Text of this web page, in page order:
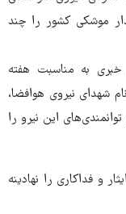
موشکی کشور را چند
خبری به مناسبت هفته
شهدای نیروی هوافضا،
این نیرو را
و فداکاری را نهادینه